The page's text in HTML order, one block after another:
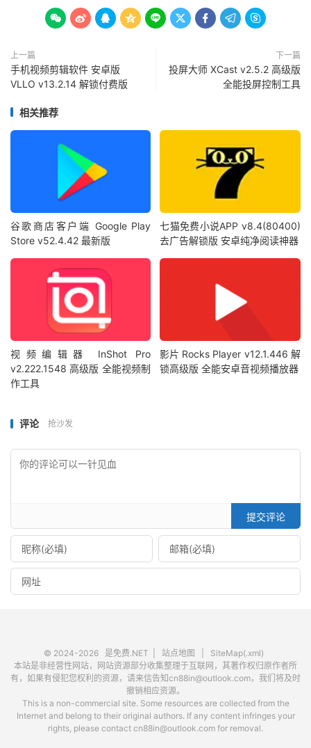
        
上一篇
手机视频剪辑软件 安卓版
VLLO v13.2.14 解锁付费版
下一篇
投屏大师 XCast v2.5.2 高级版
全能投屏控制工具
相关推荐
谷歌商店客户端 Google Play
Store v52.4.42 最新版
七猫免费小说APP v8.4(80400)
去广告解锁版 安卓纯净阅读神器
视频编辑器 InShot Pro
v2.222.1548 高级版 全能视频制
作工具
影片 Rocks Player v12.1.446 解
锁高级版 全能安卓音视频播放器
评论 抢沙发
提交评论
© 2024-2026 是免费.NET 站点地图
SiteMap(.xml)
本站是非经营性网站，网站资源部分收集整理于互联网，其著作权归原作者所
有，如果有侵犯您权利的资源，请来信告知cn88in@outlook.com，我们将及时
撤销相应资源。
This is a non-commercial site. Some resources are collected from the
Internet and belong to their original authors. If any content infringes your
rights, please contact cn88in@outlook.com for removal.